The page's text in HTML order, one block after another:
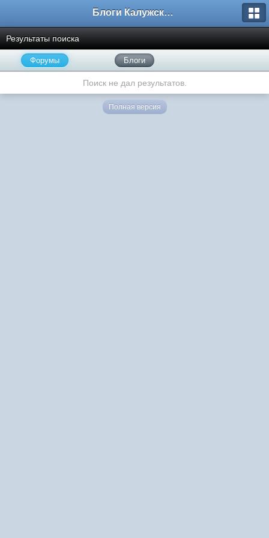
Блоги Калужского перекрестка
Результаты поиска
Форумы Блоги
Поиск не дал результатов.
Полная версия